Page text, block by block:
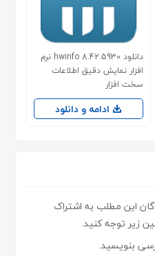
دانلود hwinfo 8.42.5930 نرم
افزار نمایش دقیق اطلاعات
سخت افزار
ادامه و دانلود
این مطلب به اشتراک
زیر توجه کنید.
بنویسید.